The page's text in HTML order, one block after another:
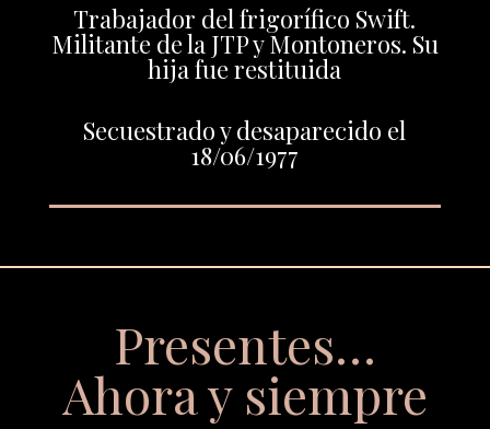
Trabajador del frigorífico Swift.
Militante de la JTP y Montoneros. Su
hija fue restituida
Secuestrado y desaparecido el
18/06/1977
Presentes…
Ahora y siempre